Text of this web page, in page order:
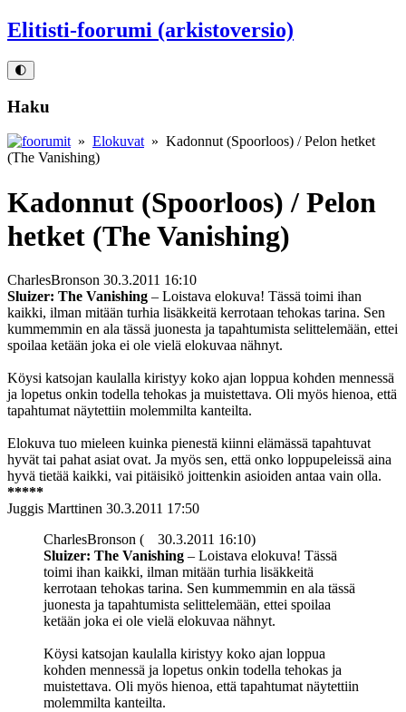
Elitisti-foorumi (arkistoversio)
🌓
Haku
» Elokuvat » Kadonnut (Spoorloos) / Pelon hetket
(The Vanishing)
Kadonnut (Spoorloos) / Pelon
hetket (The Vanishing)
CharlesBronson 30.3.2011 16:10
Sluizer: The Vanishing – Loistava elokuva! Tässä toimi ihan
kaikki, ilman mitään turhia lisäkkeitä kerrotaan tehokas tarina. Sen
kummemmin en ala tässä juonesta ja tapahtumista selittelemään, ettei
spoilaa ketään joka ei ole vielä elokuvaa nähnyt.
Köysi katsojan kaulalla kiristyy koko ajan loppua kohden mennessä
ja lopetus onkin todella tehokas ja muistettava. Oli myös hienoa, että
tapahtumat näytettiin molemmilta kanteilta.
Elokuva tuo mieleen kuinka pienestä kiinni elämässä tapahtuvat
hyvät tai pahat asiat ovat. Ja myös sen, että onko loppupeleissä aina
hyvä tietää kaikki, vai pitäisikö joittenkin asioiden antaa vain olla.
*****
Juggis Marttinen 30.3.2011 17:50
CharlesBronson (
30.3.2011 16:10)
Sluizer: The Vanishing – Loistava elokuva! Tässä
toimi ihan kaikki, ilman mitään turhia lisäkkeitä
kerrotaan tehokas tarina. Sen kummemmin en ala tässä
juonesta ja tapahtumista selittelemään, ettei spoilaa
ketään joka ei ole vielä elokuvaa nähnyt.
Köysi katsojan kaulalla kiristyy koko ajan loppua
kohden mennessä ja lopetus onkin todella tehokas ja
muistettava. Oli myös hienoa, että tapahtumat näytettiin
molemmilta kanteilta.